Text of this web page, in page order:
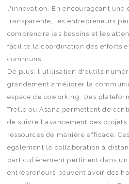
l'innovation. En encourageant une
transparente, les entrepreneurs
comprendre les besoins et les
facilite la coordination des efforts
communs.
De plus, l'utilisation d'outils
grandement améliorer la
espace de coworking. Des
Trello ou Asana permettent de
de suivre l'avancement des projets
ressources de manière efficace.
également la collaboration à
particulièrement pertinent dans un
entrepreneurs peuvent avoir des